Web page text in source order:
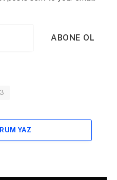
ABONE OL
YAZ